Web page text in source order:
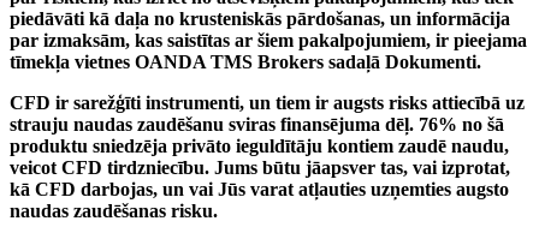
piedāvāti kā daļa no krusteniskās pārdošanas, un informācija
par izmaksām, kas saistītas ar šiem pakalpojumiem, ir pieejama
tīmekļa vietnes OANDA TMS Brokers sadaļā Dokumenti.
CFD ir sarežģīti instrumenti, un tiem ir augsts risks attiecībā uz
strauju naudas zaudēšanu sviras finansējuma dēļ. 76% no šā
produktu sniedzēja privāto ieguldītāju kontiem zaudē naudu,
veicot CFD tirdzniecību. Jums būtu jāapsver tas, vai izprotat,
kā CFD darbojas, un vai Jūs varat atļauties uzņemties augsto
naudas zaudēšanas risku.